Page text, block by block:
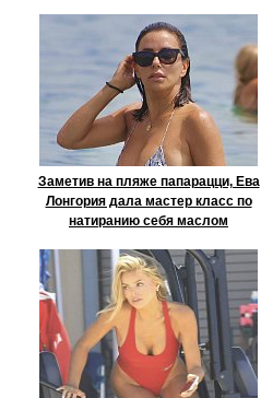
Заметив на пляже папарацци, Ева
Лонгория дала мастер класс по
натиранию себя маслом